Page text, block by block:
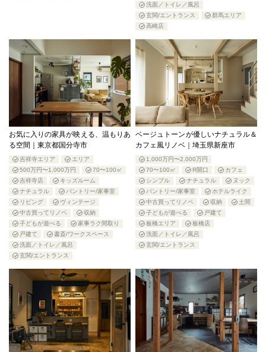
洗面／トイレ／風呂
玄関/エントランス
群馬エリア
高崎店
お気に入りの家具が映える、温もりあ
る空間｜東京都国分寺市
吉祥寺エリア
エリア
500万円〜1,000万円
70〜100㎡
吉祥寺店
キッズルーム
ナチュラル
パントリー/家事室
リビング
ヴィンテージ
中古買ってリノベ
収納
子どもが遊べる
家事ラク間取り
戸建て
書斎/ワークスペース
洗面／トイレ／風呂
玄関/エントランス
ベージュトーンが優しいナチュラル＆
カフェ風リノベ｜埼玉県新座市
1,000万円〜2,000万円
70〜100㎡
R開口
カフェ
シンプル
ナチュラル
ヌック
パントリー/家事室
ホテルライク
中古買ってリノベ
収納
土間
子どもが遊べる
戸建て
板橋エリア
板橋店
洗面／トイレ／風呂
玄関/エントランス